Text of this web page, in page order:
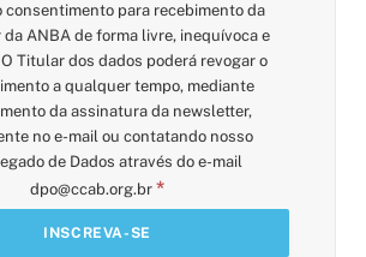
consentimento para recebimento da
ANBA de forma livre, inequívoca e
Titular dos dados poderá revogar o
a qualquer tempo, mediante
da assinatura da newsletter,
no e-mail ou contatando nosso
de Dados através do e-mail
dpo@ccab.org.br *